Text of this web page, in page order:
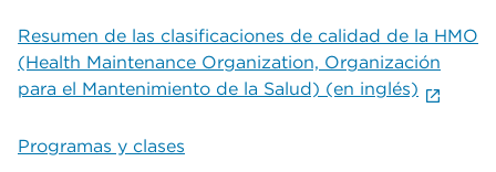
Resumen de las clasificaciones de calidad de la HMO
(Health Maintenance Organization, Organización
para el Mantenimiento de la Salud) (en inglés)
Programas y clases